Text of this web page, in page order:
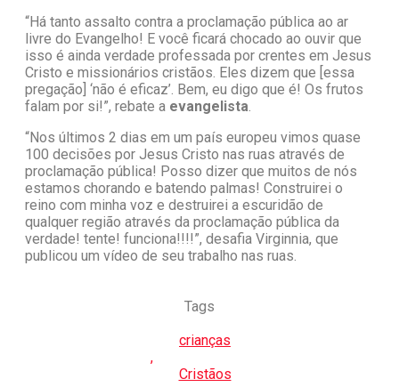
“Há tanto assalto contra a proclamação pública ao ar
livre do Evangelho! E você ficará chocado ao ouvir que
isso é ainda verdade professada por crentes em Jesus
Cristo e missionários cristãos. Eles dizem que [essa
pregação] ‘não é eficaz’. Bem, eu digo que é! Os frutos
falam por si!”, rebate a evangelista.
“Nos últimos 2 dias em um país europeu vimos quase
100 decisões por Jesus Cristo nas ruas através de
proclamação pública! Posso dizer que muitos de nós
estamos chorando e batendo palmas! Construirei o
reino com minha voz e destruirei a escuridão de
qualquer região através da proclamação pública da
verdade! tente! funciona!!!!”, desafia Virginnia, que
publicou um vídeo de seu trabalho nas ruas.
Tags
crianças
,
Cristãos